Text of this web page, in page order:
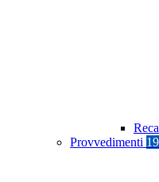
Provvedimenti